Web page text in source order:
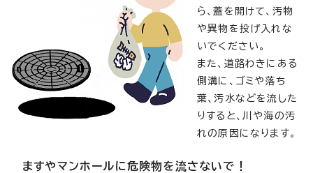
ら、蓋を開けて、汚物
や異物を投げ入れな
いでください。
また、道路わきにある
側溝に、ゴミや落ち
葉、汚水などを流した
りすると、川や海の汚
れの原因になります。
ますやマンホールに危険物を流さないで！